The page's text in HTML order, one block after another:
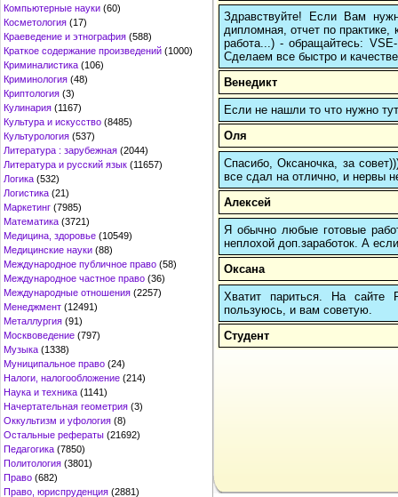
Компьютерные науки (60)
Косметология (17)
Краеведение и этнография (588)
Краткое содержание произведений (1000)
Криминалистика (106)
Криминология (48)
Криптология (3)
Кулинария (1167)
Культура и искусство (8485)
Культурология (537)
Литература : зарубежная (2044)
Литература и русский язык (11657)
Логика (532)
Логистика (21)
Маркетинг (7985)
Математика (3721)
Медицина, здоровье (10549)
Медицинские науки (88)
Международное публичное право (58)
Международное частное право (36)
Международные отношения (2257)
Менеджмент (12491)
Металлургия (91)
Москвоведение (797)
Музыка (1338)
Муниципальное право (24)
Налоги, налогообложение (214)
Наука и техника (1141)
Начертательная геометрия (3)
Оккультизм и уфология (8)
Остальные рефераты (21692)
Педагогика (7850)
Политология (3801)
Право (682)
Право, юриспруденция (2881)
Здравствуйте! Если Вам
дипломная, отчет по
работа...) - обращайтесь:
Сделаем все быстро и
Венедикт
Если не нашли то что нужно
Оля
Спасибо, Оксаночка, за
все сдал на отлично, и нервы
Алексей
Я обычно любые готовые
неплохой доп.заработок. А
Оксана
Хватит париться. На
пользуюсь, и вам советую.
Студент